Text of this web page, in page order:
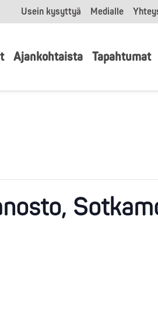
Usein kysyttyä Medialle
Ajankohtaista Tapahtumat